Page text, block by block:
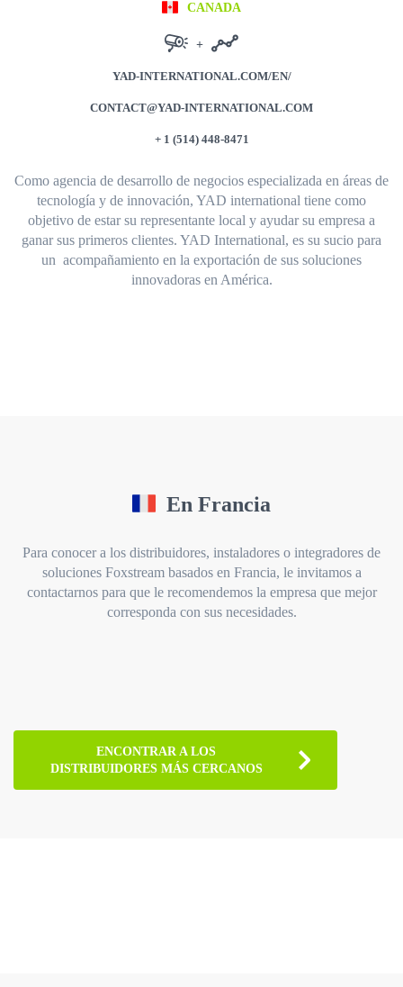
CANADA
+
YAD-INTERNATIONAL.COM/EN/
CONTACT@YAD-INTERNATIONAL.COM
+ 1 (514) 448-8471
Como agencia de desarrollo de negocios especializada en áreas de
tecnología y de innovación, YAD international tiene como
objetivo de estar su representante local y ayudar su empresa a
ganar sus primeros clientes. YAD International, es su sucio para
un acompañamiento en la exportación de sus soluciones
innovadoras en América.
En Francia
Para conocer a los distribuidores, instaladores o integradores de
soluciones Foxstream basados en Francia, le invitamos a
contactarnos para que le recomendemos la empresa que mejor
corresponda con sus necesidades.
ENCONTRAR A LOS
DISTRIBUIDORES MÁS CERCANOS